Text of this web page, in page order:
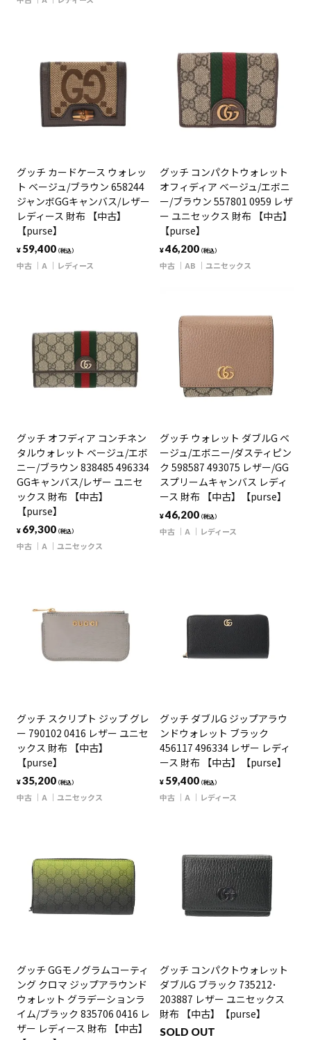
グッチ カードケース ウォレッ
ト ベージュ/ブラウン 658244
ジャンボGGキャンバス/レザー
レディース 財布 【中古】
【purse】
¥ 59,400（税込）
中古 A レディース
グッチ コンパクトウォレット
オフィディア ベージュ/エボニ
ー/ブラウン 557801 0959 レザ
ー ユニセックス 財布 【中古】
【purse】
¥46,200（税込）
中古 AB ユニセックス
グッチ オフディア コンチネン
タルウォレット ベージュ/エボ
ニー/ブラウン 838485 496334
GGキャンバス/レザー ユニセ
ックス 財布 【中古】
【purse】
¥ 69,300（税込）
中古 A ユニセックス
グッチ ウォレット ダブルG ベ
ージュ/エボニー/ダスティピン
ク 598587 493075 レザー/GG
スプリームキャンバス レディ
ース 財布 【中古】【purse】
¥46,200（税込）
中古 A レディース
グッチ スクリプト ジップ グレ
ー 790102 0416 レザー ユニセ
ックス 財布 【中古】
【purse】
¥35,200（税込）
中古 A ユニセックス
グッチ ダブルG ジップアラウ
ンドウォレット ブラック
456117 496334 レザー レディ
ース 財布 【中古】【purse】
¥ 59,400（税込）
中古 A レディース
グッチ GGモノグラムコーティ
ング クロマ ジップアラウンド
ウォレット グラデーションラ
イム/ブラック 835706 0416 レ
ザー レディース 財布 【中古】
グッチ コンパクトウォレット
ダブルG ブラック 735212･
203887 レザー ユニセックス
財布 【中古】【purse】
SOLD OUT